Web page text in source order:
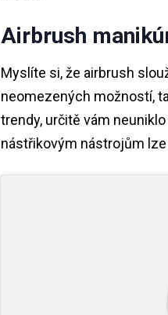
Airbrush
Myslíte si, že airbrush
neomezených možností,
trendy, určitě vám
nástřikovým nástrojům